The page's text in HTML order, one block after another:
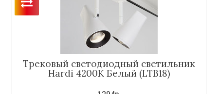
Трековый светодиодный светильник
Hardi 4200K Белый (LTB18)